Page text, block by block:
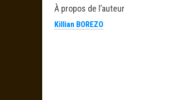
À propos de l’auteur
Killian BOREZO